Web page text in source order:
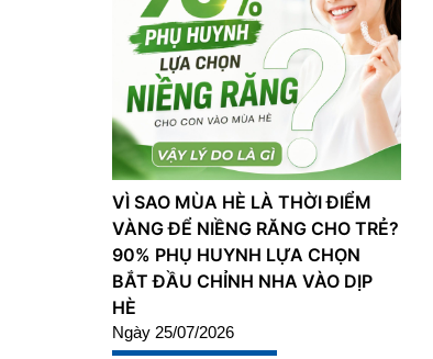
VÌ SAO MÙA HÈ LÀ THỜI ĐIỂM
VÀNG ĐỂ NIỀNG RĂNG CHO TRẺ?
90% PHỤ HUYNH LỰA CHỌN
BẮT ĐẦU CHỈNH NHA VÀO DỊP
HÈ
Ngày 25/07/2026